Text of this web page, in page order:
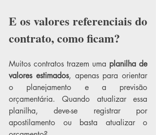
E os valores referenciais do
contrato, como ficam?
Muitos contratos trazem uma planilha de
valores estimados, apenas para orientar
o planejamento e a previsão
orçamentária. Quando atualizar essa
planilha, deve-se registrar por
apostilamento ou basta atualizar o